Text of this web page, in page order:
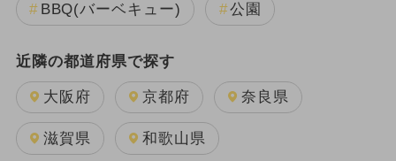
BBQ(バーベキュー) 公園
近隣の都道府県で探す
大阪府 京都府 奈良県
滋賀県 和歌山県